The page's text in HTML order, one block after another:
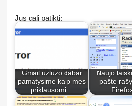
Jus gali patikti:
Gmail užlūžo dabar
pamatysime kaip mes
priklausomi…
Naujo
pašte